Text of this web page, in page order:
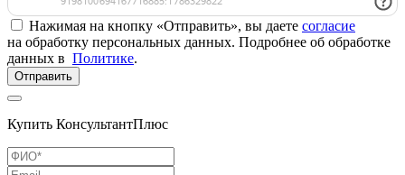
Нажимая на кнопку «Отправить», вы даете согласие
на обработку персональных данных. Подробнее об обработке
данных в Политике.
Отправить
Купить КонсультантПлюс